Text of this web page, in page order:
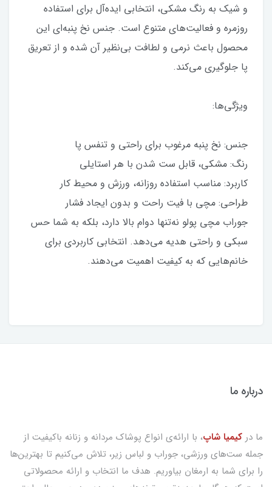
و شیک به رنگ مشکی، انتخابی ایده‌آل برای استفاده
روزمره و فعالیت‌های متنوع است. جنس نخ پنبه‌ای این
محصول باعث نرمی و لطافت بی‌نظیر آن شده و از تعریق
پا جلوگیری می‌کند.
ویژگی‌ها:
جنس: نخ پنبه مرغوب برای راحتی و تنفس پا
رنگ: مشکی، قابل ست شدن با هر استایلی
کاربرد: مناسب استفاده روزانه، ورزش و محیط کار
طراحی: مچی با فیت راحت و بدون ایجاد فشار
جوراب مچی پولو نه‌تنها دوام بالا دارد، بلکه به شما حس
سبکی و راحتی هدیه می‌دهد. انتخابی کاربردی برای
خانم‌هایی که به کیفیت اهمیت می‌دهند.
درباره ما
ما در کیمیا شاپ، با ارائه‌ی انواع پوشاک مردانه و زنانه باکیفیت از
جمله ست‌های ورزشی، جوراب و لباس زیر، تلاش می‌کنیم تا بهترین‌ها
را برای شما به ارمغان بیاوریم. هدف ما انتخاب و ارائه محصولاتی